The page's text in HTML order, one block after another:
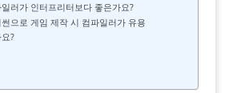
일러가 인터프리터보다 좋은가요?
으로 게임 제작 시 컴파일러가 유용
?